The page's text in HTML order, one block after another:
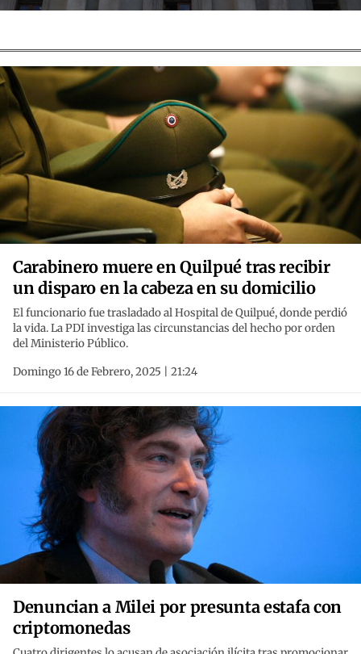
Carabinero muere en Quilpué tras recibir
un disparo en la cabeza en su domicilio
El funcionario fue trasladado al Hospital de Quilpué, donde perdió
la vida. La PDI investiga las circunstancias del hecho por orden
del Ministerio Público.
Domingo 16 de Febrero, 2025 | 21:24
Denuncian a Milei por presunta estafa con
criptomonedas